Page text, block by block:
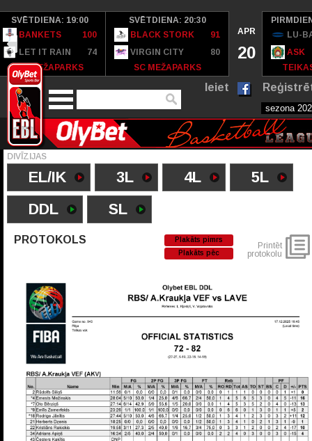
SVĒTDIENA: 19:00
BANKETS
100
LET IT RAIN
74
SC MEŽAPARKS
SVĒTDIENA: 20:30
BLACK STORK
91
VIRGIN CITY
80
SC MEŽAPARKS
APR
20
LU-
ASK
Ieiet
DIVĪZIJAS
EL/IK 3L 4L
5L
DDL
SL
PROTOKOLS
Plakāts pimrs
Plakāts pēc
Printēt
protokolu